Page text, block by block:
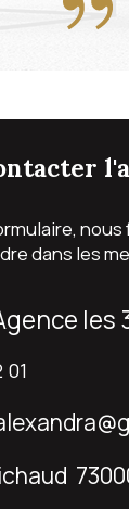
dans les
agence les
01